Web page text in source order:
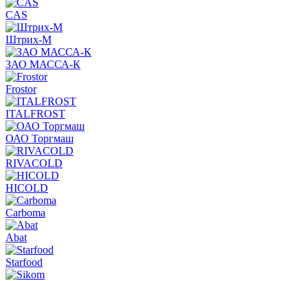
CAS
Штрих-М
ЗАО МАССА-К
Frostor
ITALFROST
ОАО Торгмаш
RIVACOLD
HICOLD
Carboma
Abat
Starfood